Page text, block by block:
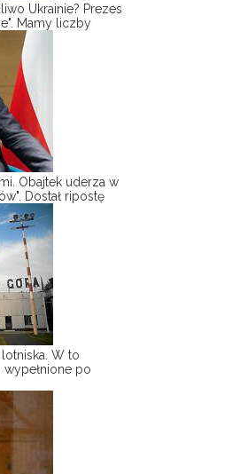
Ukrainie? Prezes
Mamy liczby
Obajtek uderza w
Dostał ripostę
W to
wypełnione po